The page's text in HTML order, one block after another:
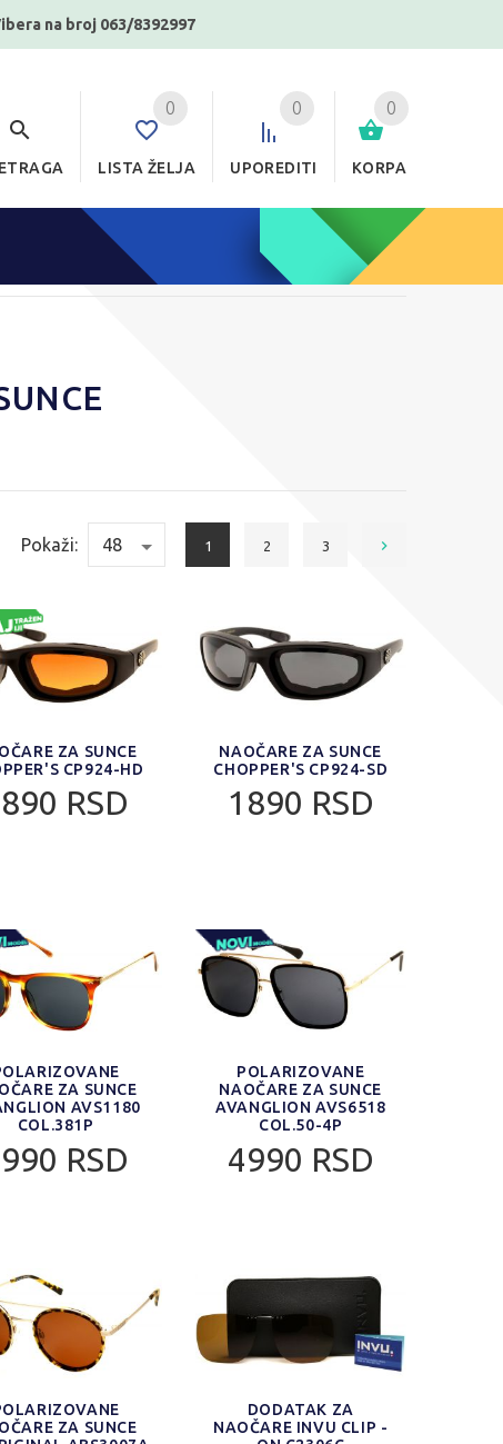
na broj 063/8392997
0
KORPA
0
UPOREDITI
0
LISTA ŽELJA
Pokaži: 1 2 3
ZA SUNCE
CP924-HD
RSD
NAOČARE ZA SUNCE
CHOPPER'S CP924-SD
1890 RSD
ZA SUNCE
AVS1180
COL.381P
RSD
POLARIZOVANE
NAOČARE ZA SUNCE
AVANGLION AVS6518
COL.50-4P
4990 RSD
ZA SUNCE
DODATAK ZA
NAOČARE INVU CLIP -